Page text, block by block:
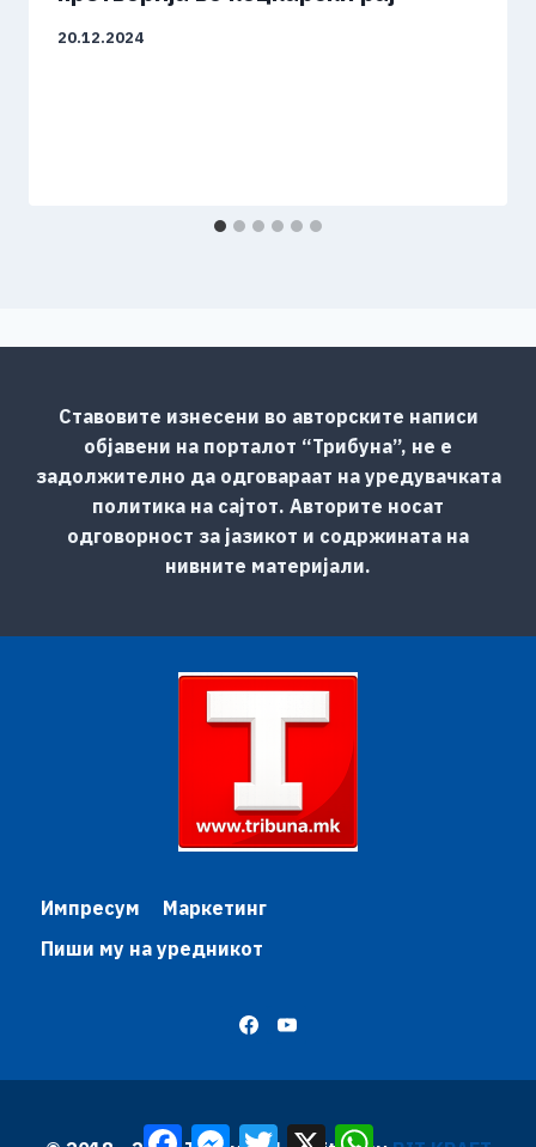
20.12.2024
Ставовите изнесени во авторските написи
објавени на порталот “Трибуна”, не е
задолжително да одговараат на уредувачката
политика на сајтот. Авторите носат
одговорност за јазикот и содржината на
нивните материјали.
Импресум
Маркетинг
Пиши му на уредникот
FacebookMessenger
TwitterX